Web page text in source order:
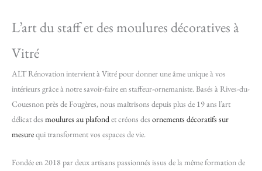
L’art du staff et des moulures décoratives à
Vitré
ALT Rénovation intervient à Vitré pour donner une âme unique à vos
intérieurs grâce à notre savoir-faire en staffeur-ornemaniste. Basés à Rives-du-
Couesnon près de Fougères, nous maîtrisons depuis plus de 19 ans l’art
délicat des moulures au plafond et créons des ornements décoratifs sur
mesurequi transforment vos espaces de vie.
Fondée en 2018 par deux artisans passionnés issus de la même formation de